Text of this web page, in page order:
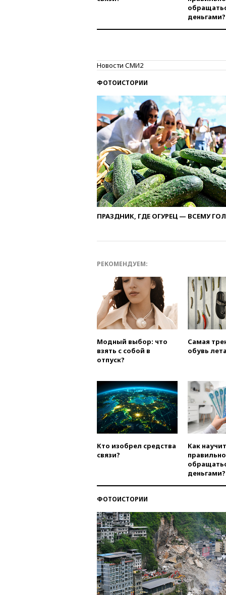
деньгами?
Новости СМИ2
ФОТОИСТОРИИ
ПРАЗДНИК, ГДЕ ОГУРЕЦ — ВСЕМУ
РЕКОМЕНДУЕМ:
Модный выбор: что
взять с собой в
отпуск?
Самая
обувь
Кто изобрел средства
связи?
Как
правильно
деньгами?
ФОТОИСТОРИИ